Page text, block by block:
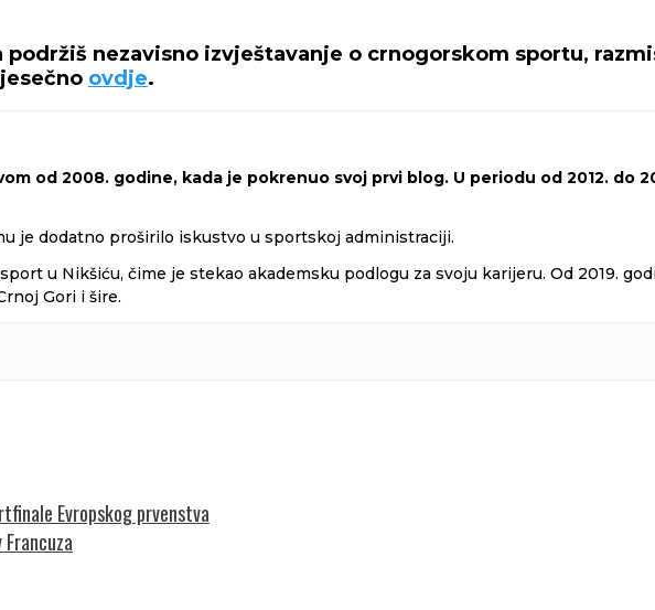
nezavisno izvještavanje o crnogorskom sportu,
ovdje.
od 2008. godine, kada je pokrenuo svoj prvi blog. U periodu od 2012. do
je dodatno proširilo iskustvo u sportskoj administraciji.
u Nikšiću, čime je stekao akademsku podlogu za svoju karijeru. Od 2019.
Gori i šire.
Evropskog prvenstva